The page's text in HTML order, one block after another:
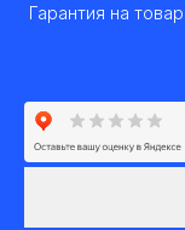
Гарантия на товар